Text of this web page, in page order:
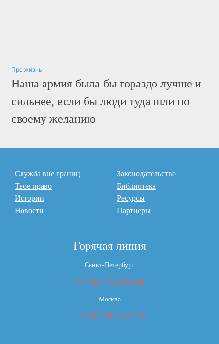
Про жизнь
Наша армия была бы гораздо лучше и
сильнее, если бы люди туда шли по
своему желанию
Служба вне границ
Твое право
Истории
Новости
Законодательство
Библиотека
Ресурсы
Партнеры
Горячая линия
Санкт-Петербург
+7 911 772-34-40
Москва
+7 917 517-27-72